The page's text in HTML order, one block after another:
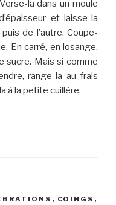
la dans un moule
et laisse-la
de l’autre. Coupe-
En carré, en losange,
sucre. Mais si comme
range-la au frais
à la petite cuillère.
, COINGS ,